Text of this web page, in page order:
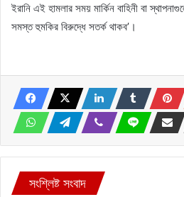
ইরানি এই হামলার সময় মার্কিন বাহিনী বা
সমস্ত হুমকির বিরুদ্ধে সতর্ক থাকব’।
সংশ্লিষ্ট সংবাদ